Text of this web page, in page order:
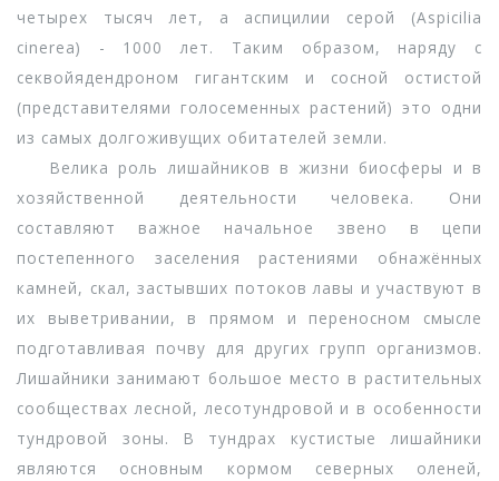
четырех тысяч лет, а аспицилии серой (Aspicilia
cinerea) - 1000 лет. Таким образом, наряду с
секвойядендроном гигантским и сосной остистой
(представителями голосеменных растений) это одни
из самых долгоживущих обитателей земли.
Велика роль лишайников в жизни биосферы и в
хозяйственной деятельности человека. Они
составляют важное начальное звено в цепи
постепенного заселения растениями обнажённых
камней, скал, застывших потоков лавы и участвуют в
их выветривании, в прямом и переносном смысле
подготавливая почву для других групп организмов.
Лишайники занимают большое место в растительных
сообществах лесной, лесотундровой и в особенности
тундровой зоны. В тундрах кустистые лишайники
являются основным кормом северных оленей,